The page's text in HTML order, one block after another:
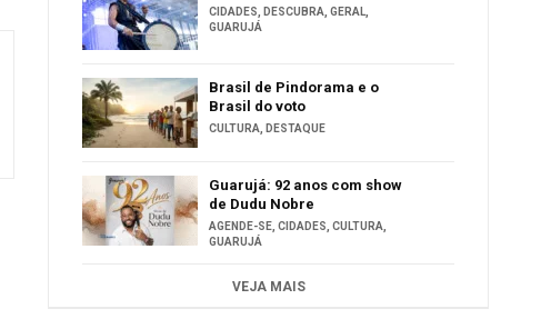
CIDADES, DESCUBRA,GERAL,
GUARUJÁ
Brasil de Pindorama e o
Brasil do voto
CULTURA, DESTAQUE
Guarujá: 92 anos com show
de Dudu Nobre
AGENDE-SE,CIDADES,CULTURA,
GUARUJÁ
VEJA MAIS